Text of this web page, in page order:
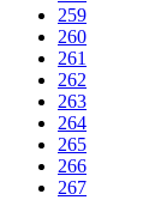
259
260
261
262
263
264
265
266
267